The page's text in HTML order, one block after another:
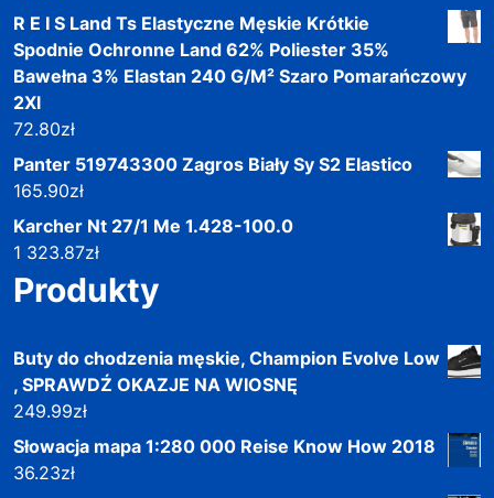
R E I S Land Ts Elastyczne Męskie Krótkie
Spodnie Ochronne Land 62% Poliester 35%
Bawełna 3% Elastan 240 G/M² Szaro Pomarańczowy
2Xl
72.80zł
Panter 519743300 Zagros Biały Sy S2 Elastico
165.90zł
Karcher Nt 27/1 Me 1.428-100.0
1 323.87zł
Produkty
Buty do chodzenia męskie, Champion Evolve Low
, SPRAWDŹ OKAZJE NA WIOSNĘ
249.99zł
Słowacja mapa 1:280 000 Reise Know How 2018
36.23zł